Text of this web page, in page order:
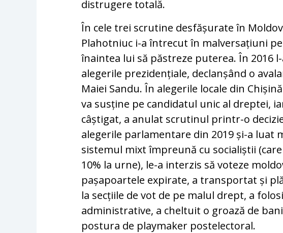
distrugere totală.
În cele trei scrutine desfășurate în
Plahotniuc i-a întrecut în malversațiuni
înaintea lui să păstreze puterea. În 2016
alegerile prezidențiale, declanșând o
Maiei Sandu. În alegerile locale din
va susține pe candidatul unic al dreptei,
câștigat, a anulat scrutinul printr-o
alegerile parlamentare din 2019 și-a luat
sistemul mixt împreună cu socialiștii
10% la urne), le-a interzis să voteze
pașapoartele expirate, a transportat și
la secțiile de vot de pe malul drept, a
administrative, a cheltuit o groază de
postura de playmaker postelectoral.